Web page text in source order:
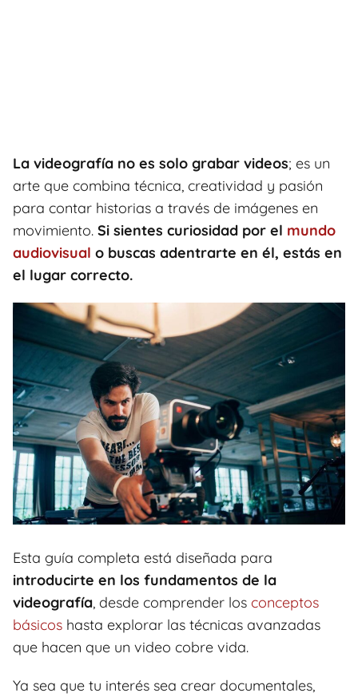
La videografía no es solo grabar videos; es un
arte que combina técnica, creatividad y pasión
para contar historias a través de imágenes en
movimiento. Si sientes curiosidad por el mundo
audiovisual o buscas adentrarte en él, estás en
el lugar correcto.
Esta guía completa está diseñada para
introducirte en los fundamentos de la
videografía, desde comprender los conceptos
básicos hasta explorar las técnicas avanzadas
que hacen que un video cobre vida.
Ya sea que tu interés sea crear documentales,